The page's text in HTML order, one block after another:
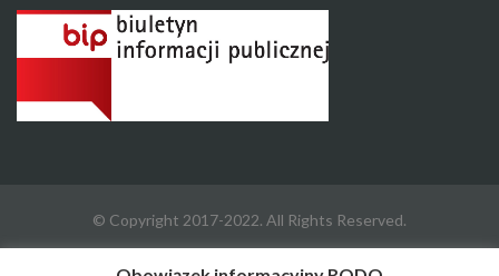
© Copyright 2017-2022. All Rights Reserved.